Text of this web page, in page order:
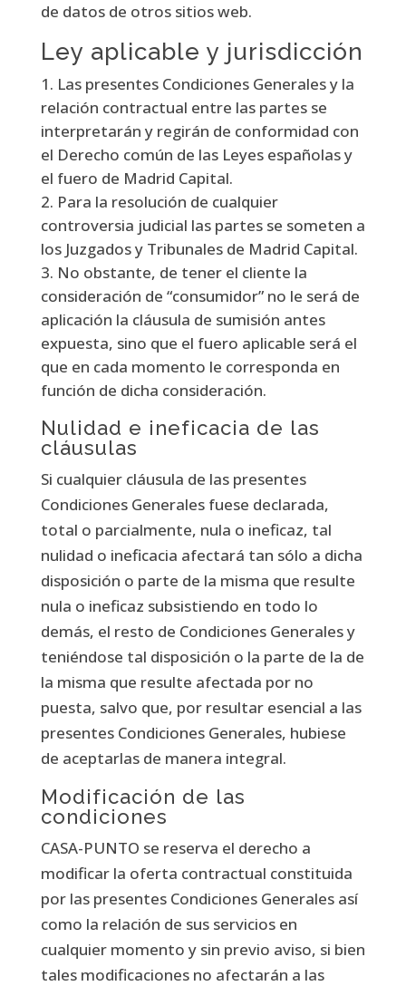
de datos de otros sitios web.
Ley aplicable y jurisdicción
Las presentes Condiciones Generales y la
relación contractual entre las partes se
interpretarán y regirán de conformidad con
el Derecho común de las Leyes españolas y
el fuero de Madrid Capital.
Para la resolución de cualquier
controversia judicial las partes se someten a
los Juzgados y Tribunales de Madrid Capital.
No obstante, de tener el cliente la
consideración de “consumidor” no le será de
aplicación la cláusula de sumisión antes
expuesta, sino que el fuero aplicable será el
que en cada momento le corresponda en
función de dicha consideración.
Nulidad e ineficacia de las
cláusulas
Si cualquier cláusula de las presentes
Condiciones Generales fuese declarada,
total o parcialmente, nula o ineficaz, tal
nulidad o ineficacia afectará tan sólo a dicha
disposición o parte de la misma que resulte
nula o ineficaz subsistiendo en todo lo
demás, el resto de Condiciones Generales y
teniéndose tal disposición o la parte de la de
la misma que resulte afectada por no
puesta, salvo que, por resultar esencial a las
presentes Condiciones Generales, hubiese
de aceptarlas de manera integral.
Modificación de las
condiciones
CASA-PUNTO se reserva el derecho a
modificar la oferta contractual constituida
por las presentes Condiciones Generales así
como la relación de sus servicios en
cualquier momento y sin previo aviso, si bien
tales modificaciones no afectarán a las